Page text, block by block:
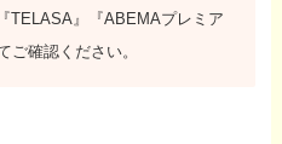
TELASA』『ABEMAプレミア
ご確認ください。